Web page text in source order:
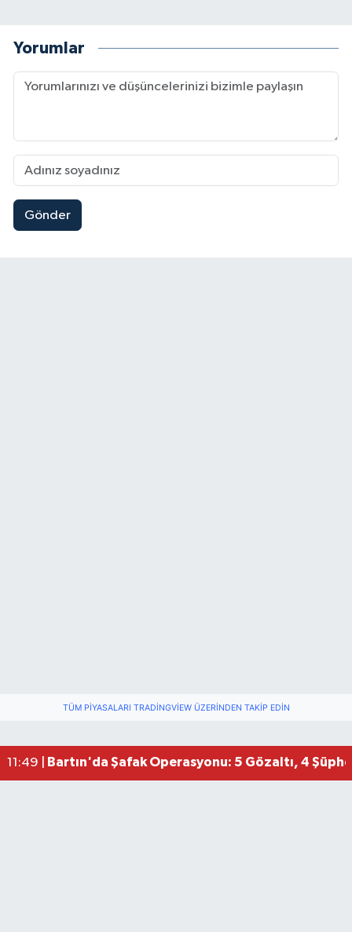
Yorumlar
Gönder
TÜM PIYASALARI TRADINGVIEW ÜZERINDEN TAKIP EDIN
11:49 | Bartın'da Şafak Operasyonu: 5 Gözaltı, 4